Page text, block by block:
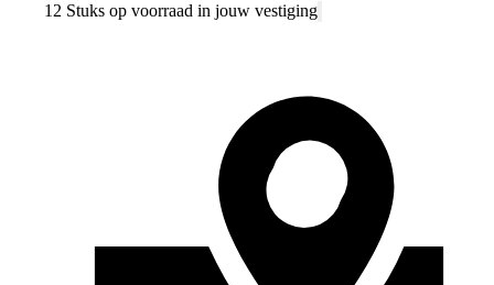
12 Stuks op voorraad in jouw vestiging